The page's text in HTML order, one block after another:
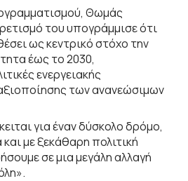
Θωμάς
του υπογράμμισε ότι
ως κεντρικό στόχο την
έως το 2030,
ενεργειακής
των ανανεώσιμων
για έναν δύσκολο δρόμο,
με ξεκάθαρη πολιτική
σε μια μεγάλη αλλαγή